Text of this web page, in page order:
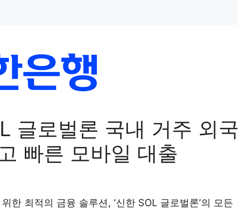
글로벌론 국내 거주 외국
빠른 모바일 대출
한 최적의 금융 솔루션, ‘신한 SOL 글로벌론’의 모든